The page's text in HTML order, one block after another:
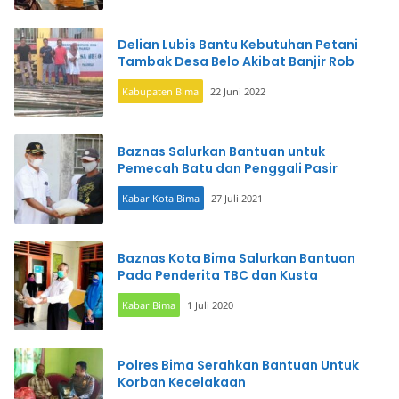
Delian Lubis Bantu Kebutuhan Petani
Tambak Desa Belo Akibat Banjir Rob
Kabupaten Bima 22 Juni 2022
Baznas Salurkan Bantuan untuk
Pemecah Batu dan Penggali Pasir
Kabar Kota Bima 27 Juli 2021
Baznas Kota Bima Salurkan Bantuan
Pada Penderita TBC dan Kusta
Kabar Bima 1 Juli 2020
Polres Bima Serahkan Bantuan Untuk
Korban Kecelakaan